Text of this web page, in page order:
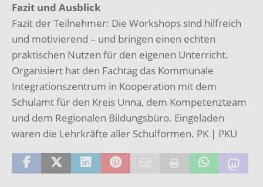
Fazit und Ausblick
Fazit der Teilnehmer: Die Workshops sind hilfreich
und motivierend – und bringen einen echten
praktischen Nutzen für den eigenen Unterricht.
Organisiert hat den Fachtag das Kommunale
Integrationszentrum in Kooperation mit dem
Schulamt für den Kreis Unna, dem Kompetenzteam
und dem Regionalen Bildungsbüro. Eingeladen
waren die Lehrkräfte aller Schulformen. PK | PKU